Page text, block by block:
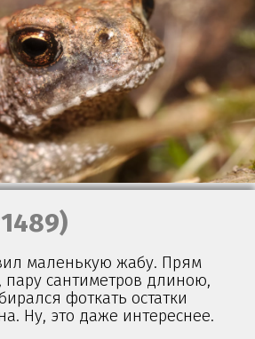
маленькую жабу. Прям
сантиметров длиною,
фоткать остатки
Ну, это даже интереснее.